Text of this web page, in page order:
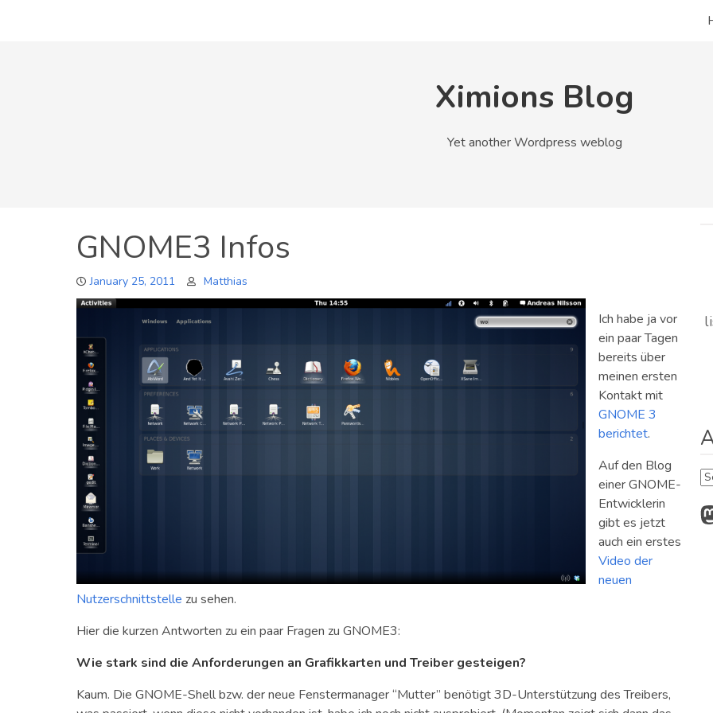
Ximions Blog
Yet another Wordpress weblog
GNOME3 Infos
January 25, 2011 Matthias
Ich habe ja vor
ein paar Tagen
bereits über
meinen ersten
Kontakt mit
GNOME 3
berichtet.
Auf den Blog
einer GNOME-
Entwicklerin
gibt es jetzt
auch ein erstes
Video der
neuen
Nutzerschnittstelle zu sehen.
Hier die kurzen Antworten zu ein paar Fragen zu GNOME3:
Wie stark sind die Anforderungen an Grafikkarten und Treiber gesteigen?
Kaum. Die GNOME-Shell bzw. der neue Fenstermanager “Mutter” benötigt 3D-Unterstützung des Treibers,